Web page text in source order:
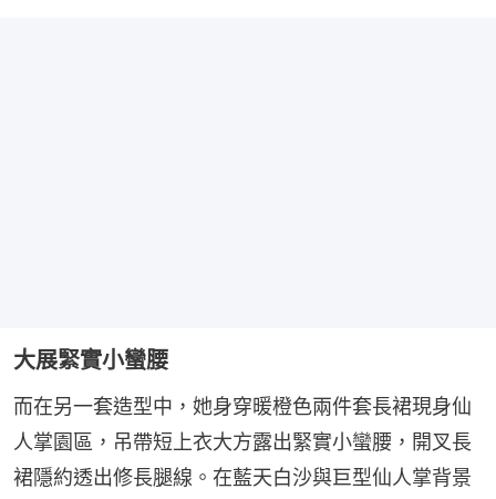
大展緊實小蠻腰
而在另一套造型中，她身穿暖橙色兩件套長裙現身仙
人掌園區，吊帶短上衣大方露出緊實小蠻腰，開叉長
裙隱約透出修長腿線。在藍天白沙與巨型仙人掌背景